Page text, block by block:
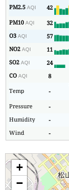
PM2.5AQI 42
PM10AQI 32
O3AQI 57
NO2AQI 11
SO2AQI 24
COAQI 8
Temp
-
Pressure
-
Humidity
-
Wind
-
+
−